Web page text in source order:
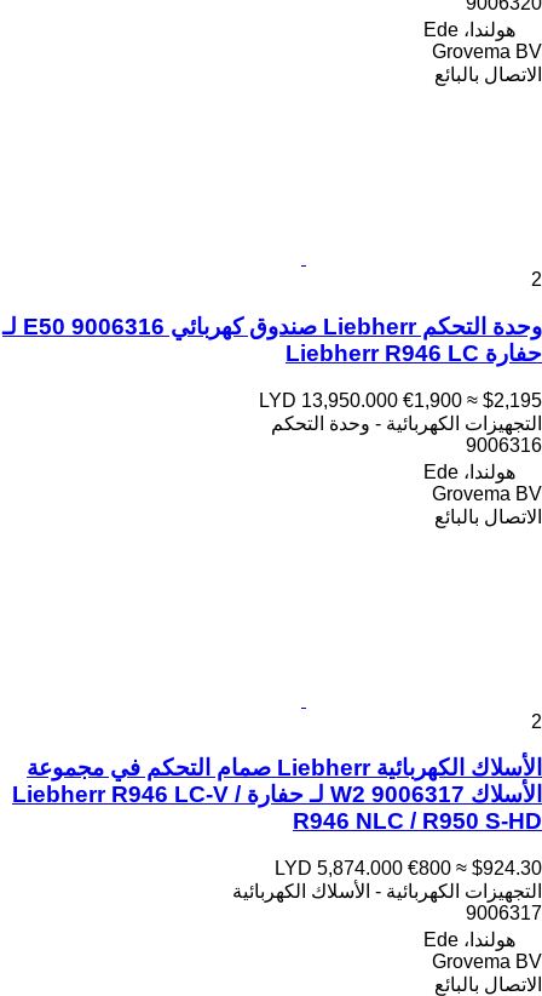
هولندا، Ede
Grovema BV
الاتصال بالبائع
2
وحدة التحكم Liebherr صندوق كهربائي E50 9006316 لـ
حفارة Liebherr R946 LC
LYD 13,950.000 €1,900 ≈ $2,195
التجهيزات الكهربائية - وحدة التحكم
9006316
هولندا، Ede
Grovema BV
الاتصال بالبائع
2
الأسلاك الكهربائية Liebherr صمام التحكم في مجموعة
الأسلاك W2 9006317 لـ حفارة Liebherr R946 LC-V /
R946 NLC / R950 S-HD
LYD 5,874.000 €800 ≈ $924.30
التجهيزات الكهربائية - الأسلاك الكهربائية
9006317
هولندا، Ede
Grovema BV
الاتصال بالبائع